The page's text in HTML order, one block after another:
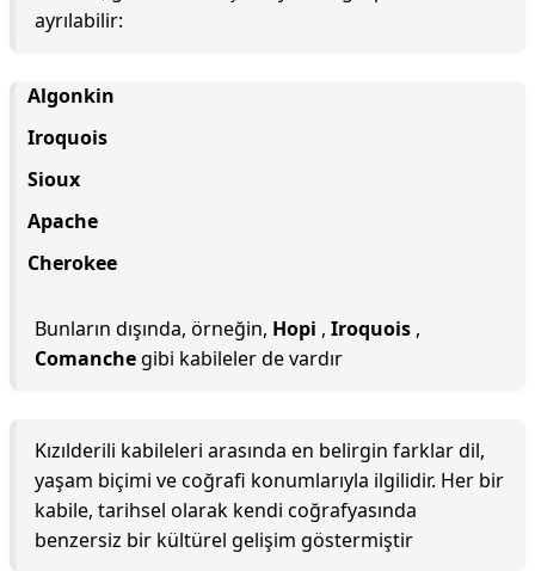
ayrılabilir:
Algonkin
Iroquois
Sioux
Apache
Cherokee
Bunların dışında, örneğin, Hopi , Iroquois ,
Comanche gibi kabileler de vardır
Kızılderili kabileleri arasında en belirgin farklar dil,
yaşam biçimi ve coğrafi konumlarıyla ilgilidir. Her bir
kabile, tarihsel olarak kendi coğrafyasında
benzersiz bir kültürel gelişim göstermiştir